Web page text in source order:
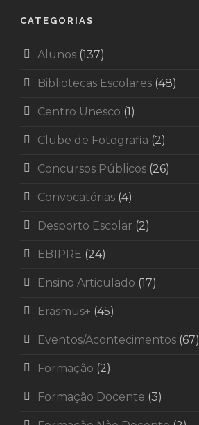
CATEGORIAS
Alunos (137)
Bibliotecas Escolares (48)
Centro Unesco (1)
Clube de Fotografia (2)
Concursos Públicos (26)
Convocatórias (4)
Desporto Escolar (2)
EB1PRE (24)
Ensino Articulado (17)
Erasmus+ (45)
Eventos/Acontecimentos (67)
Formação (2)
Formação Docente (3)